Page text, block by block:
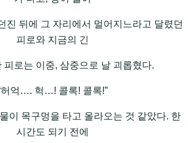
진 뒤에 그 자리에서 멀어지느라고 달렸던
피로와 지금의 긴
피로는 이중, 삼중으로 날 괴롭혔다.
허억…. 헉…! 콜록! 콜록!”
이 목구멍을 타고 올라오는 것 같았다. 한
시간도 되기 전에